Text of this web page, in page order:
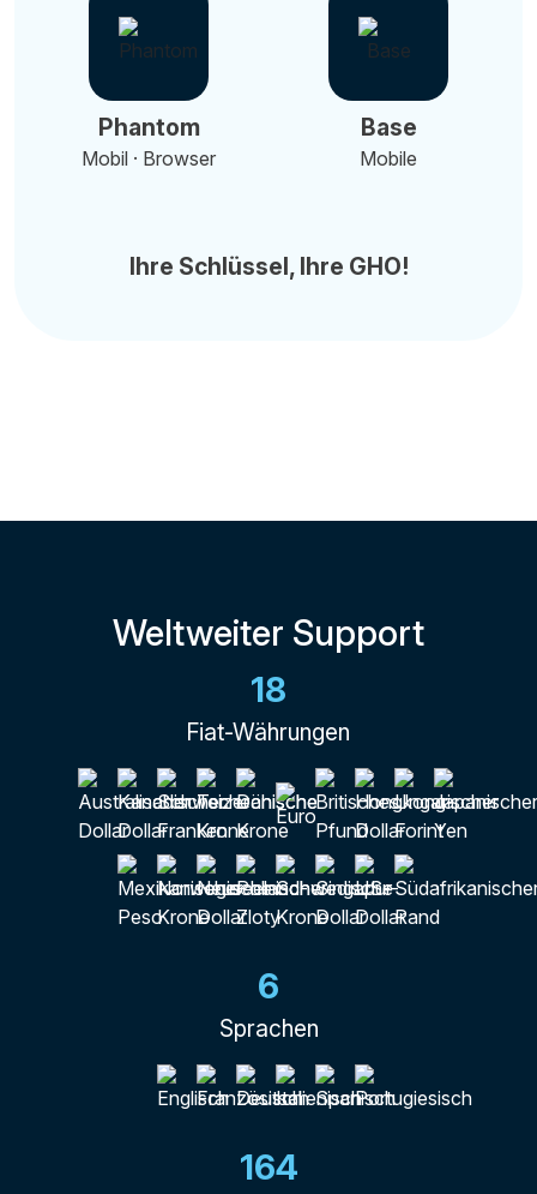
Phantom
Mobil · Browser
Base
Mobile
Ihre Schlüssel, Ihre GHO!
Weltweiter Support
18
Fiat-Währungen
6
Sprachen
164